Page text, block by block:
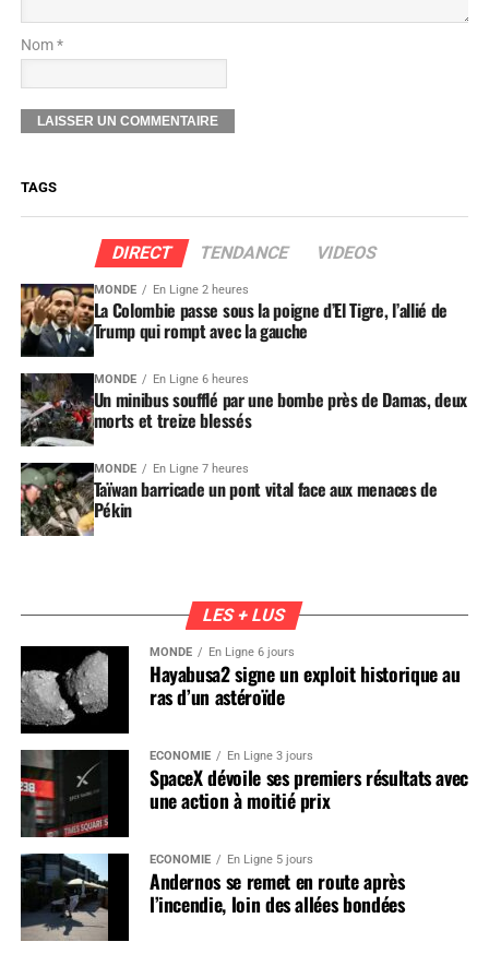
Nom *
TAGS
DIRECT TENDANCE VIDEOS
MONDE En Ligne 2 heures
La Colombie passe sous la poigne d’El Tigre, l’allié de
Trump qui rompt avec la gauche
MONDE En Ligne 6 heures
Un minibus soufflé par une bombe près de Damas, deux
morts et treize blessés
MONDE En Ligne 7 heures
Taïwan barricade un pont vital face aux menaces de
Pékin
LES + LUS
MONDE En Ligne 6 jours
Hayabusa2 signe un exploit historique au
ras d’un astéroïde
ÉCONOMIE En Ligne 3 jours
SpaceX dévoile ses premiers résultats avec
une action à moitié prix
ÉCONOMIE En Ligne 5 jours
Andernos se remet en route après
l’incendie, loin des allées bondées